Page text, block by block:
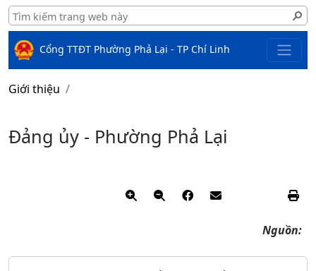
Cổng TTĐT Phường Phả Lại - TP Chí Linh
Giới thiệu
Đảng ủy - Phường Phả Lại
Nguồn: